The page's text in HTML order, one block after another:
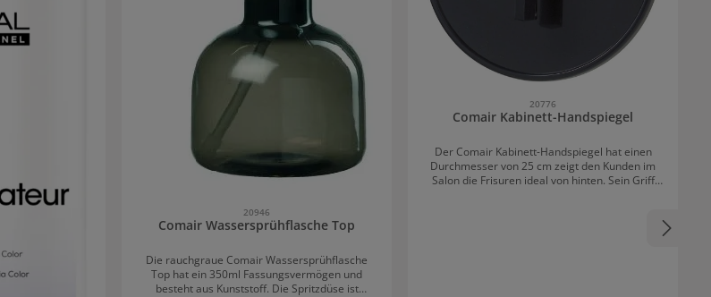
20946
Comair Wassersprühflasche Top
Die rauchgraue Comair Wassersprühflasche
Top hat ein 350ml Fassungsvermögen und
besteht aus Kunststoff. Die Spritzdüse ist
20776
Comair Kabinett-Handspiegel
Der Comair Kabinett-Handspiegel hat einen
Durchmesser von 25 cm zeigt den Kunden im
Salon die Frisuren ideal von hinten. Sein Griff